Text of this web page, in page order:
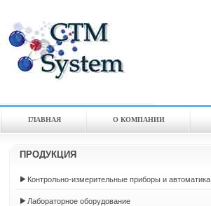
ГЛАВНАЯ О КОМПАНИИ
ПРОДУКЦИЯ
Контрольно-измерительные приборы и автоматика
Лабораторное оборудование